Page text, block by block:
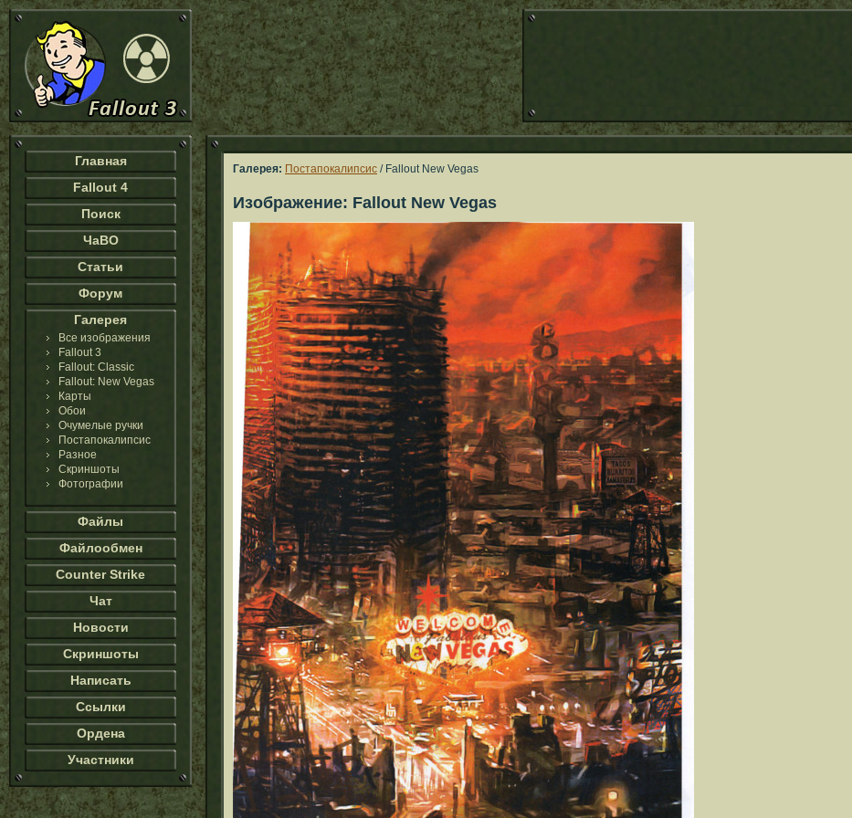
Главная
Fallout 4
Поиск
ЧаВО
Статьи
Форум
Галерея
Все изображения
Fallout 3
Fallout: Classic
Fallout: New Vegas
Карты
Обои
Очумелые ручки
Постапокалипсис
Разное
Скриншоты
Фотографии
Файлы
Файлообмен
Counter Strike
Чат
Новости
Скриншоты
Написать
Ссылки
Ордена
Участники
Галерея: Постапокалипсис / Fallout New Vegas
Изображение: Fallout New Vegas